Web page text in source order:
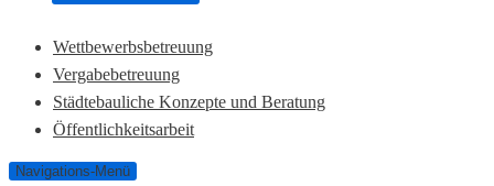
Wettbewerbsbetreuung
Vergabebetreuung
Städtebauliche Konzepte und Beratung
Öffentlichkeitsarbeit
Navigations-Menü